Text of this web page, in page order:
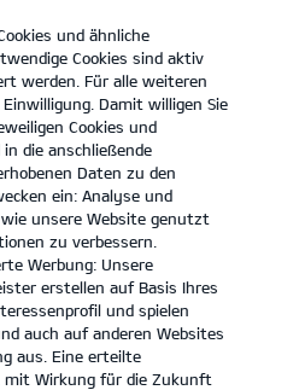
KONTAKT
Konfigurator
DATEN
Daten
(115 PS): Kraftstoffverbrauch kombiniert
129 g/km. CO₂-Klasse D.
und ähnliche
Cookies sind aktiv
werden. Für alle weiteren
Damit willigen Sie
Cookies und
die anschließende
Daten zu den
ein: Analyse und
unsere Website genutzt
zu verbessern.
Werbung: Unsere
erstellen auf Basis Ihres
und spielen
auch auf anderen Websites
aus. Eine erteilte
mit Wirkung für die Zukunft